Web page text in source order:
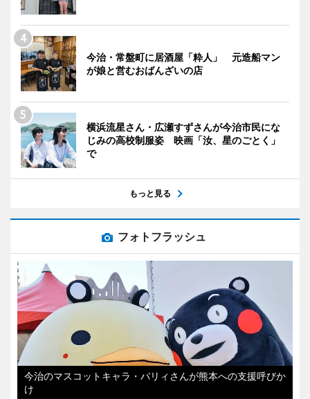
今治・常盤町に居酒屋「粋人」 元造船マン
が娘と営むおばんざいの店
横浜流星さん・広瀬すずさんが今治市民にな
じみの高校制服姿 映画「汝、星のごとく」
で
もっと見る
フォトフラッシュ
今治のマスコットキャラ・バリィさんが熊本への支援呼びか
け